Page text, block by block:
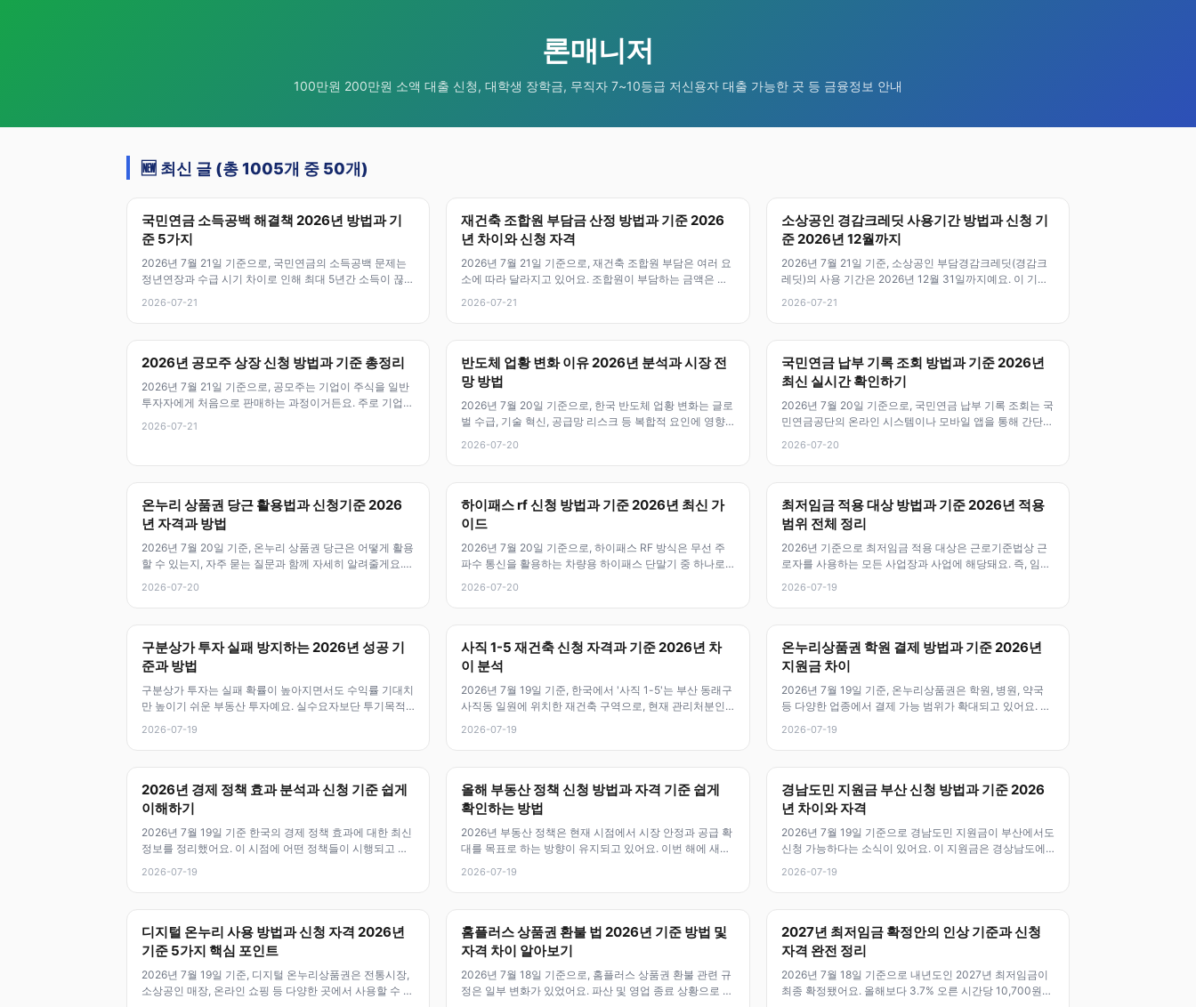
론매니저
100만원 200만원 소액 대출 신청, 대학생 장학금, 무직자 7~10등급 저신용자 대출 가능한 곳 등 금융정보 안내
🆕 최신 글 (총 1005개 중 50개)
국민연금 소득공백 해결책 2026년 방법과 기
준 5가지
2026년 7월 21일 기준으로, 국민연금의 소득공백 문제는
정년연장과 수급 시기 차이로 인해 최대 5년간 소득이 끊길
2026-07-21
재건축 조합원 부담금 산정 방법과 기준 2026
년 차이와 신청 자격
2026년 7월 21일 기준으로, 재건축 조합원 부담은 여러 요
소에 따라 달라지고 있어요. 조합원이 부담하는 금액은 공
2026-07-21
소상공인 경감크레딧 사용기간 방법과 신청 기
준 2026년 12월까지
2026년 7월 21일 기준, 소상공인 부담경감크레딧(경감크
레딧)의 사용 기간은 2026년 12월 31일까지예요. 이 기간
2026-07-21
2026년 공모주 상장 신청 방법과 기준 총정리
2026년 7월 21일 기준으로, 공모주는 기업이 주식을 일반
투자자에게 처음으로 판매하는 과정이거든요. 주로 기업이
2026-07-21
반도체 업황 변화 이유 2026년 분석과 시장 전
망 방법
2026년 7월 20일 기준으로, 한국 반도체 업황 변화는 글로
벌 수급, 기술 혁신, 공급망 리스크 등 복합적 요인에 영향
2026-07-20
국민연금 납부 기록 조회 방법과 기준 2026년
최신 실시간 확인하기
2026년 7월 20일 기준으로, 국민연금 납부 기록 조회는 국
민연금공단의 온라인 시스템이나 모바일 앱을 통해 간단히
2026-07-20
온누리 상품권 당근 활용법과 신청기준 2026
년 자격과 방법
2026년 7월 20일 기준, 온누리 상품권 당근은 어떻게 활용
할 수 있는지, 자주 묻는 질문과 함께 자세히 알려줄게요.
2026-07-20
하이패스 rf 신청 방법과 기준 2026년 최신 가
이드
2026년 7월 20일 기준으로, 하이패스 RF 방식은 무선 주
파수 통신을 활용하는 차량용 하이패스 단말기 중 하나로,
2026-07-20
최저임금 적용 대상 방법과 기준 2026년 적용
범위 전체 정리
2026년 기준으로 최저임금 적용 대상은 근로기준법상 근
로자를 사용하는 모든 사업장과 사업에 해당돼요. 즉, 임금
2026-07-19
구분상가 투자 실패 방지하는 2026년 성공 기
준과 방법
구분상가 투자는 실패 확률이 높아지면서도 수익률 기대치
만 높이기 쉬운 부동산 투자예요. 실수요자보단 투기목적
2026-07-19
사직 1-5 재건축 신청 자격과 기준 2026년 차
이 분석
2026년 7월 19일 기준, 한국에서 '사직 1-5'는 부산 동래구
사직동 일원에 위치한 재건축 구역으로, 현재 관리처분인
2026-07-19
온누리상품권 학원 결제 방법과 기준 2026년
지원금 차이
2026년 7월 19일 기준, 온누리상품권은 학원, 병원, 약국
등 다양한 업종에서 결제 가능 범위가 확대되고 있어요. 특
2026-07-19
2026년 경제 정책 효과 분석과 신청 기준 쉽게
이해하기
2026년 7월 19일 기준 한국의 경제 정책 효과에 대한 최신
정보를 정리했어요. 이 시점에 어떤 정책들이 시행되고 있
2026-07-19
올해 부동산 정책 신청 방법과 자격 기준 쉽게
확인하는 방법
2026년 부동산 정책은 현재 시점에서 시장 안정과 공급 확
대를 목표로 하는 방향이 유지되고 있어요. 이번 해에 새로
2026-07-19
경남도민 지원금 부산 신청 방법과 기준 2026
년 차이와 자격
2026년 7월 19일 기준으로 경남도민 지원금이 부산에서도
신청 가능하다는 소식이 있어요. 이 지원금은 경상남도에
2026-07-19
디지털 온누리 사용 방법과 신청 자격 2026년
기준 5가지 핵심 포인트
2026년 7월 19일 기준, 디지털 온누리상품권은 전통시장,
소상공인 매장, 온라인 쇼핑 등 다양한 곳에서 사용할 수 있
홈플러스 상품권 환불 법 2026년 기준 방법 및
자격 차이 알아보기
2026년 7월 18일 기준으로, 홈플러스 상품권 환불 관련 규
정은 일부 변화가 있었어요. 파산 및 영업 종료 상황으로 인
2027년 최저임금 확정안의 인상 기준과 신청
자격 완전 정리
2026년 7월 18일 기준으로 내년도인 2027년 최저임금이
최종 확정됐어요. 올해보다 3.7% 오른 시간당 10,700원으